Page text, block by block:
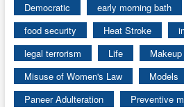
Democratic
early morning bath
food security
Heat Stroke
legal terrorism
Life
Makeup
Misuse of Women's Law
Models
Paneer Adulteration
Preventive